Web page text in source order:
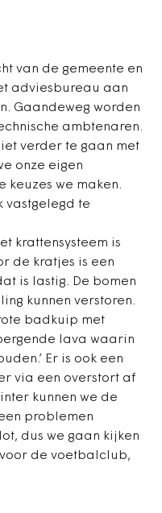
van de gemeente en
adviesbureau aan
Gaandeweg worden
ambtenaren.
verder te gaan met
onze eigen
keuzes we maken.
vastgelegd te
krattensysteem is
de kratjes is een
is lastig. De bomen
kunnen verstoren.
badkuip met
lava waarin
Er is ook een
via een overstort af
kunnen we de
problemen
dus we gaan kijken
de voetbalclub,